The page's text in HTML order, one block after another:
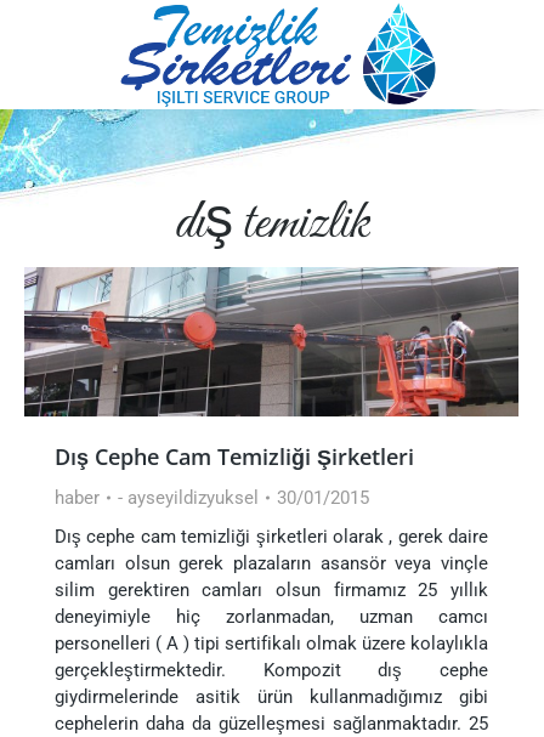
dış temizlik
Dış Cephe Cam Temizliği Şirketleri
haber - ayseyildizyuksel
30/01/2015
Dış cephe cam temizliği şirketleri olarak , gerek daire
camları olsun gerek plazaların asansör veya vinçle
silim gerektiren camları olsun firmamız 25 yıllık
deneyimiyle hiç zorlanmadan, uzman camcı
personelleri ( A ) tipi sertifikalı olmak üzere kolaylıkla
gerçekleştirmektedir. Kompozit dış cephe
giydirmelerinde asitik ürün kullanmadığımız gibi
cephelerin daha da güzelleşmesi sağlanmaktadır. 25